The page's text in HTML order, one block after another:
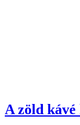
A zöld kávé